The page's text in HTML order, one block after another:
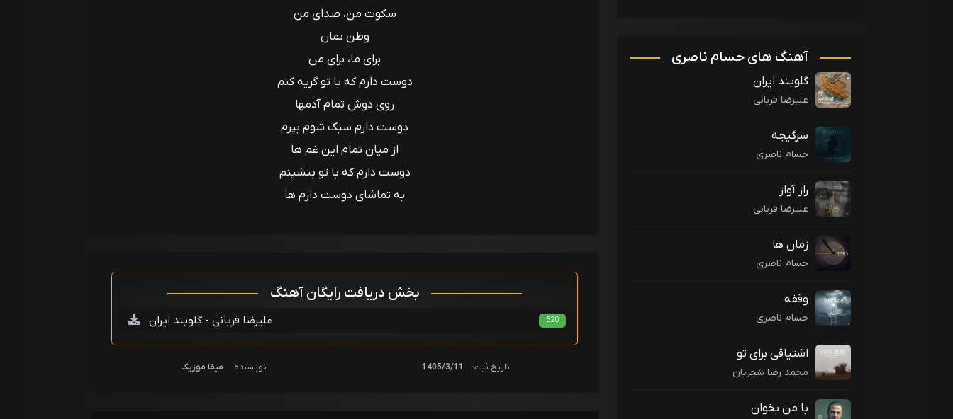
آهنگ های حسام ناصری
گلوبند ایران
علیرضا قربانی
سرگیجه
حسام ناصری
راز آواز
علیرضا قربانی
زمان ها
حسام ناصری
وقفه
حسام ناصری
اشتیاقی برای تو
محمد رضا شجریان
با من بخوان
سکوت من، صدای من
وطن بمان
برای ما، برای من
دوست دارم که با تو گریه کنم
روی دوش تمام آدمها
دوست دارم سبک شوم بپرم
از میان تمام این غم ها
دوست دارم که با تو‌ بنشینم
به تماشای دوست دارم ها
بخش دریافت رایگان آهنگ
علیرضا قربانی - گلوبند ایران 320
تاریخ ثبت: 1405/3/11 نویسنده: میفا موزیک